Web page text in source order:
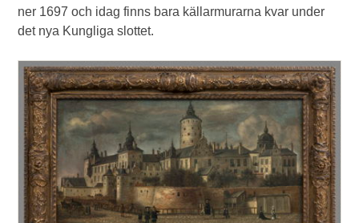
ner 1697 och idag finns bara källarmurarna kvar under
det nya Kungliga slottet.